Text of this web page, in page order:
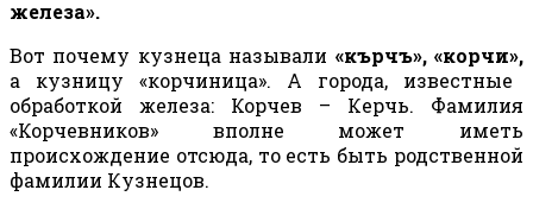
железа».
Вот почему кузнеца называли «кърчъ», «корчи»,
а кузницу «корчиница». А города, известные
обработкой железа: Корчев – Керчь. Фамилия
«Корчевников» вполне может иметь
происхождение отсюда, то есть быть родственной
фамилии Кузнецов.